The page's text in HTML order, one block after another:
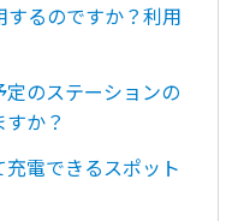
るのですか？利用
のステーションの
か？
電できるスポット